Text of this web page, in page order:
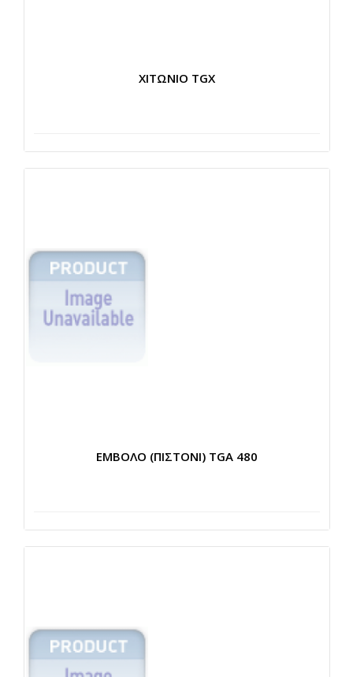
ΧΙΤΩΝΙΟ TGX
ΕΜΒΟΛΟ (ΠΙΣΤΟΝΙ) TGA 480